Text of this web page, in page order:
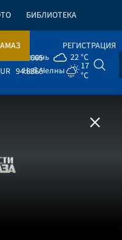
БИБЛИОТЕКА
РЕГИСТРАЦИЯ
82.1665
94.8366
Казань
22 °C
Наб.Челны
17
°C